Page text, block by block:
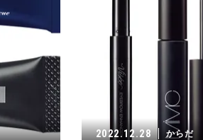
2022.12.28 からだ